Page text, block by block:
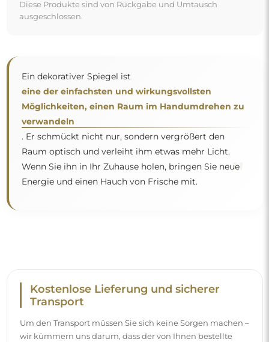
Diese Produkte sind von Rückgabe und Umtausch
ausgeschlossen.
Ein dekorativer Spiegel ist
eine der einfachsten und wirkungsvollsten
Möglichkeiten, einen Raum im Handumdrehen zu
verwandeln
. Er schmückt nicht nur, sondern vergrößert den
Raum optisch und verleiht ihm etwas mehr Licht.
Wenn Sie ihn in Ihr Zuhause holen, bringen Sie neue
Energie und einen Hauch von Frische mit.
"
Kostenlose Lieferung und sicherer
Transport
Um den Transport müssen Sie sich keine Sorgen machen –
wir kümmern uns darum, dass der von Ihnen bestellte